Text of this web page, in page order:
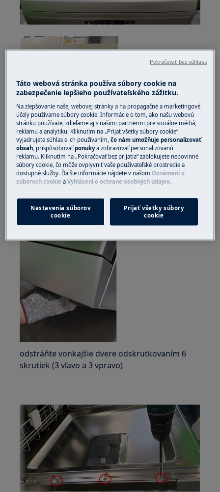
zatlačením v dolnej časti (vpravo a vľavo)
odstráňte vonkajšie dvere odskrutkovaním 6
skrutiek (3 vľavo a 3 vpravo)
Táto webová stránka používa súbory cookie na
zabezpečenie lepšieho používateľského zážitku.
Na zlepšovanie našej webovej stránky a na propagačné a marketingové
účely používame súbory cookie. Informácie o tom, ako našu webovú
stránku používate, zdieľame aj s našimi partnermi pre sociálne médiá,
reklamu a analytiku. Kliknutím na „Prijať všetky súbory cookie“
vyjadrujete súhlas s ich používaním,čo nám umožňuje personalizovať
obsah, prispôsobovaťponukya zobrazovať personalizovanú
reklamu. Kliknutím na „Pokračovať bez prijatia“ zablokujete nepovinné
súbory cookie, čo môže ovplyvniť vaše používateľské prostredie a
dostupné služby. Ďalšie informácie nájdete v našomOznámení o
súboroch cookie aVyhlásení o ochrane osobných údajov.
Nastavenia súborov
cookie
Prijať všetky súbory
cookie
Pokračovať bez súhlasu